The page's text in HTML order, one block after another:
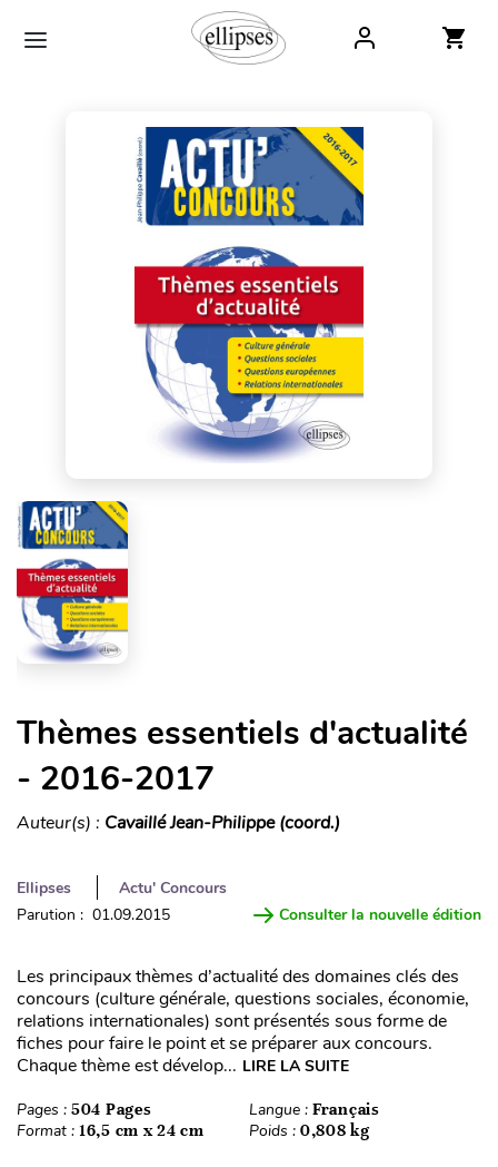
Thèmes essentiels d'actualité
- 2016-2017
Auteur(s) : Cavaillé Jean-Philippe (coord.)
Ellipses
Actu' Concours
Parution : 01.09.2015
Consulter la nouvelle édition
Les principaux thèmes d’actualité des domaines clés des
concours (culture générale, questions sociales, économie,
relations internationales) sont présentés sous forme de
fiches pour faire le point et se préparer aux concours.
Chaque thème est dévelop... LIRE LA SUITE
Pages : 504 Pages Langue : Français
Format : 16,5 cm x 24 cm Poids : 0,808 kg